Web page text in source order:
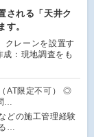
される「天井ク
す。
クレーンを設置す
：現地調査をも
AT限定不可） ◎
…
の施工管理経験
…